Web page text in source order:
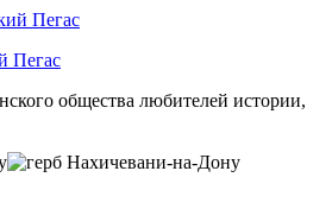
Пегас
общества любителей истории,